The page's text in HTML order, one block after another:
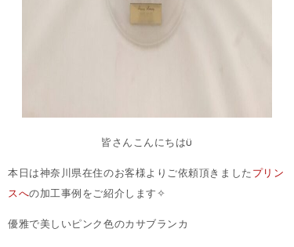
皆さんこんにちはϋ
本日は神奈川県在住のお客様よりご依頼頂きましたプリン
スへの加工事例をご紹介します✧
優雅で美しいピンク色のカサブランカ